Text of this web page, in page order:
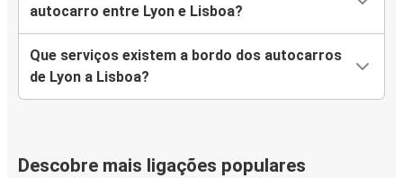
autocarro entre Lyon e Lisboa?
Que serviços existem a bordo dos autocarros
de Lyon a Lisboa?
Descobre mais ligações populares